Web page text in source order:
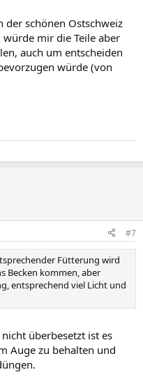
der schönen Ostschweiz
mir die Teile aber
auch um entscheiden
würde (von
#7
Fütterung wird
Becken kommen, aber
entsprechend viel Licht und
überbesetzt ist es
Auge zu behalten und